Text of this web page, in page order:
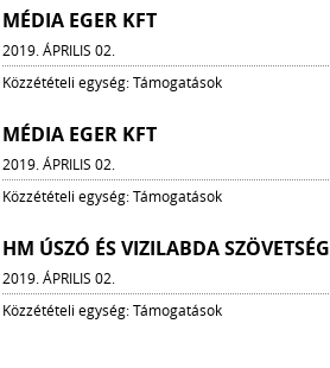
MÉDIA EGER KFT
2019. ÁPRILIS 02.
Közzétételi egység: Támogatások
MÉDIA EGER KFT
2019. ÁPRILIS 02.
Közzétételi egység: Támogatások
HM ÚSZÓ ÉS VIZILABDA SZÖVETSÉG
2019. ÁPRILIS 02.
Közzétételi egység: Támogatások